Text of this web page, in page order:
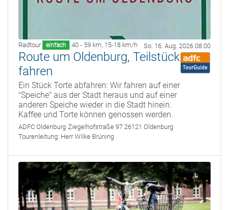
Radtour einfach 40 - 59 km, 15-18 km/h So. 16. Aug. 2026 08:00
Route um Oldenburg, Teilstück
fahren
Ein Stück Torte abfahren: Wir fahren auf einer
"Speiche" aus der Stadt heraus und auf einer
anderen Speiche wieder in die Stadt hinein.
Kaffee und Torte können genossen werden.
ADFC Oldenburg Ziegelhofstraße 97 26121 Oldenburg
Tourenleitung: Herr Wilke Brüning